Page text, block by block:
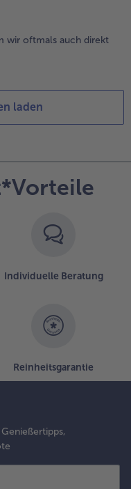
wir oftmals auch direkt
laden
Individuelle Beratung
Reinheitsgarantie